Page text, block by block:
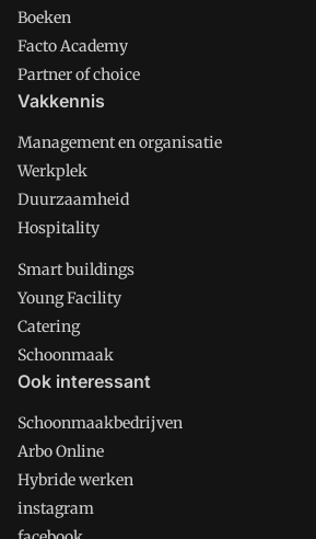
Boeken
Facto Academy
Partner of choice
Vakkennis
Management en organisatie
Werkplek
Duurzaamheid
Hospitality
Smart buildings
Young Facility
Catering
Schoonmaak
Ook interessant
Schoonmaakbedrijven
Arbo Online
Hybride werken
instagram